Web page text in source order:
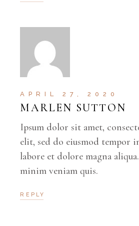
APRIL 27, 2020
MARLEN SUTTON
Ipsum dolor sit amet,
elit, sed do eiusmod tempor
labore et dolore magna
minim veniam quis.
REPLY